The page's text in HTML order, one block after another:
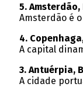
5.
Amsterdão é
4.
A capital
3. Antuérpia,
A cidade